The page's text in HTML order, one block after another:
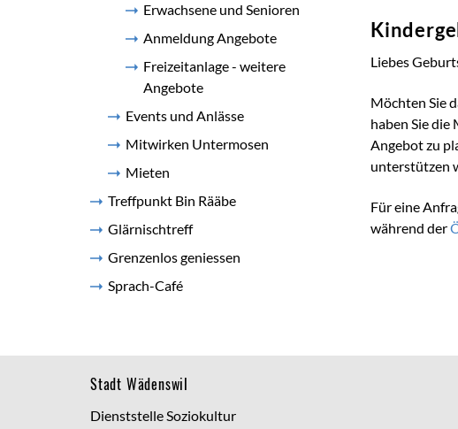
Erwachsene und Senioren
Anmeldung Angebote
Freizeitanlage - weitere
Angebote
Events und Anlässe
Mitwirken Untermosen
Mieten
Treffpunkt Bin Rääbe
Glärnischtreff
Grenzenlos geniessen
Sprach-Café
Liebes
Möchten Sie
haben Sie die
Angebot zu
unterstützen
Für eine
während der
Stadt Wädenswil
Dienststelle Soziokultur